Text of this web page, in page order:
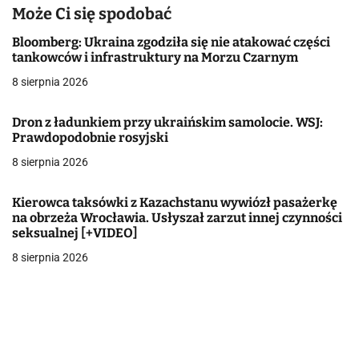
a
c
j
w
p
i
s
u
Może Ci się spodobać
Bloomberg: Ukraina zgodziła się nie atakować części
tankowców i infrastruktury na Morzu Czarnym
8 sierpnia 2026
Dron z ładunkiem przy ukraińskim samolocie. WSJ:
Prawdopodobnie rosyjski
8 sierpnia 2026
Kierowca taksówki z Kazachstanu wywiózł pasażerkę
na obrzeża Wrocławia. Usłyszał zarzut innej czynności
seksualnej [+VIDEO]
8 sierpnia 2026